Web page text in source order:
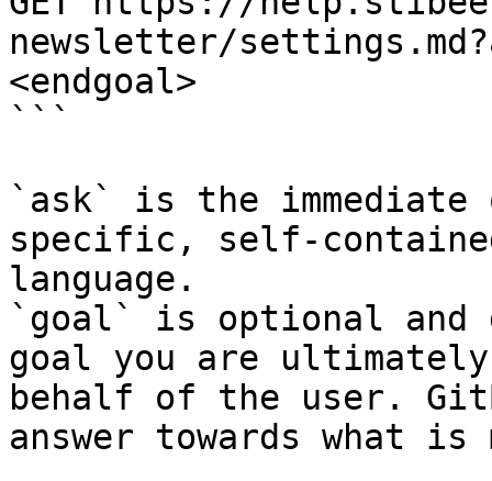
newsletter/
<endgoal>
```
`ask` is the
specific, self-
language.
`goal` is optional and
goal you are
behalf of the user.
answer towards what